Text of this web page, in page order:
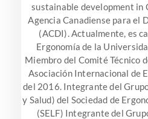
sustainable development in
Agencia Canadiense para el
(ACDI). Actualmente, es
Ergonomía de la
Miembro del Comité Técnico
Asociación Internacional de
del 2016. Integrante del
y Salud) del Sociedad de
(SELF) Integrante del